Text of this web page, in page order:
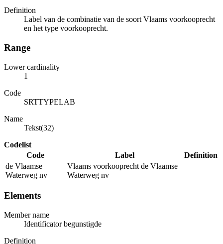
Definition
Label van de combinatie van de soort Vlaams voorkooprecht
en het type voorkooprecht.
Range
Lower cardinality
1
Code
SRTTYPELAB
Name
Tekst(32)
Codelist
Code
Label
Definition
de Vlaamse
Waterweg nv
Vlaams voorkooprecht de Vlaamse
Waterweg nv
Elements
Member name
Identificator begunstigde
Definition